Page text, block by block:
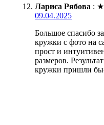
Лариса Рябова : ★
09.04.2025
Большое спасибо
кружки с фото на
прост и
размеров.
кружки пришли